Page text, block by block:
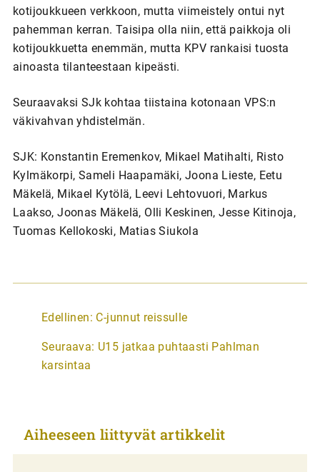
kotijoukkueen verkkoon, mutta viimeistely ontui nyt
pahemman kerran. Taisipa olla niin, että paikkoja oli
kotijoukkuetta enemmän, mutta KPV rankaisi tuosta
ainoasta tilanteestaan kipeästi.
Seuraavaksi SJk kohtaa tiistaina kotonaan VPS:n
väkivahvan yhdistelmän.
SJK: Konstantin Eremenkov, Mikael Matihalti, Risto
Kylmäkorpi, Sameli Haapamäki, Joona Lieste, Eetu
Mäkelä, Mikael Kytölä, Leevi Lehtovuori, Markus
Laakso, Joonas Mäkelä, Olli Keskinen, Jesse Kitinoja,
Tuomas Kellokoski, Matias Siukola
A
t
i
e
Edellinen: C-junnut reissulle
Seuraava: U15 jatkaa puhtaasti Pahlman
karsintaa
Aiheeseen liittyvät artikkelit